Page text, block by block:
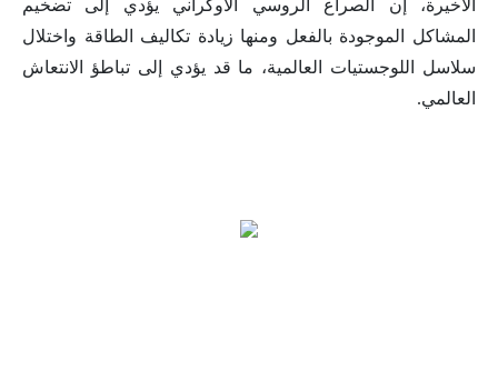
الأخيرة، إن الصراع الروسي الأوكراني يؤدي إلى تضخيم
المشاكل الموجودة بالفعل ومنها زيادة تكاليف الطاقة واختلال
سلاسل اللوجستيات العالمية، ما قد يؤدي إلى تباطؤ الانتعاش
العالمي.